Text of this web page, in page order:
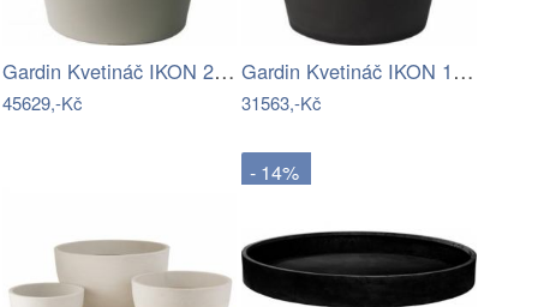
Gardin Kvetináč IKON 200 - Sandy M9 Mdum
45629,-Kč
Gardin Kvetináč IKON 140 - Pearl black…
31563,-Kč
- 14%